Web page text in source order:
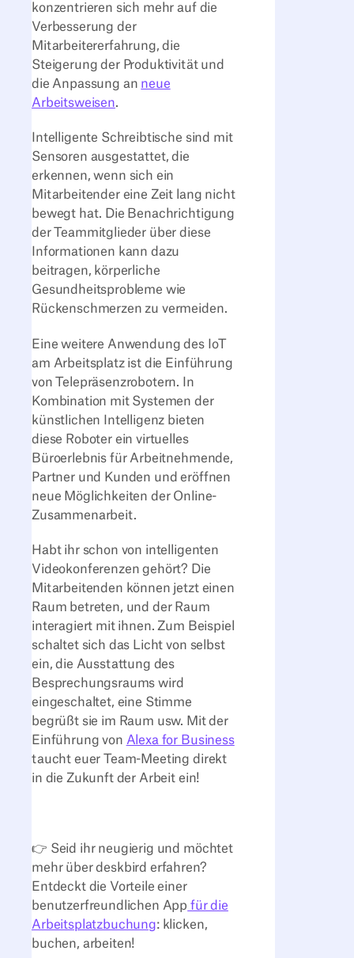
konzentrieren sich mehr auf die
Verbesserung der
Mitarbeitererfahrung, die
Steigerung der Produktivität und
die Anpassung an neue
Arbeitsweisen.
Intelligente Schreibtische sind mit
Sensoren ausgestattet, die
erkennen, wenn sich ein
Mitarbeitender eine Zeit lang nicht
bewegt hat. Die Benachrichtigung
der Teammitglieder über diese
Informationen kann dazu
beitragen, körperliche
Gesundheitsprobleme wie
Rückenschmerzen zu vermeiden.
Eine weitere Anwendung des IoT
am Arbeitsplatz ist die Einführung
von Telepräsenzrobotern. In
Kombination mit Systemen der
künstlichen Intelligenz bieten
diese Roboter ein virtuelles
Büroerlebnis für Arbeitnehmende,
Partner und Kunden und eröffnen
neue Möglichkeiten der Online-
Zusammenarbeit.
Habt ihr schon von intelligenten
Videokonferenzen gehört? Die
Mitarbeitenden können jetzt einen
Raum betreten, und der Raum
interagiert mit ihnen. Zum Beispiel
schaltet sich das Licht von selbst
ein, die Ausstattung des
Besprechungsraums wird
eingeschaltet, eine Stimme
begrüßt sie im Raum usw. Mit der
Einführung von Alexa for Business
taucht euer Team-Meeting direkt
in die Zukunft der Arbeit ein!
👉 Seid ihr neugierig und möchtet
mehr über deskbird erfahren?
Entdeckt die Vorteile einer
benutzerfreundlichen App für die
Arbeitsplatzbuchung: klicken,
buchen, arbeiten!